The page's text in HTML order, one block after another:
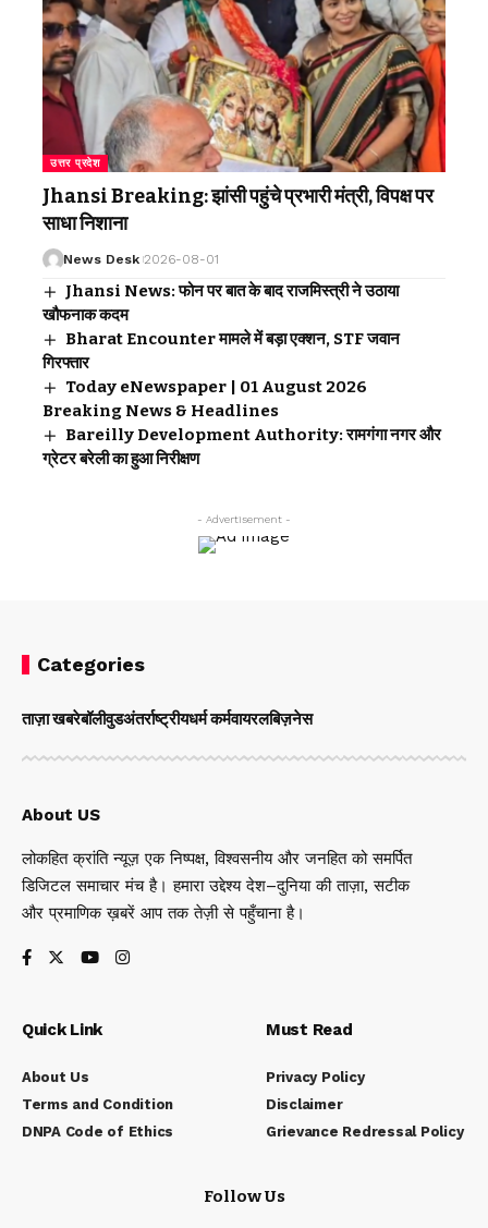
उत्तर प्रदेश
Jhansi Breaking: झांसी पहुंचे प्रभारी मंत्री, विपक्ष पर
साधा निशाना
News Desk 2026-08-01
Jhansi News: फोन पर बात के बाद राजमिस्त्री ने उठाया
खौफनाक कदम
Bharat Encounter मामले में बड़ा एक्शन, STF जवान
गिरफ्तार
Today eNewspaper | 01 August 2026
Breaking News & Headlines
Bareilly Development Authority: रामगंगा नगर और
ग्रेटर बरेली का हुआ निरीक्षण
- Advertisement -
Categories
ताज़ा खबरेबॉलीवुडअंतर्राष्ट्रीयधर्म कर्मवायरलबिज़नेस
About US
लोकहित क्रांति न्यूज़ एक निष्पक्ष, विश्वसनीय और जनहित को समर्पित
डिजिटल समाचार मंच है। हमारा उद्देश्य देश–दुनिया की ताज़ा, सटीक
और प्रमाणिक ख़बरें आप तक तेज़ी से पहुँचाना है।
Quick Link
About Us
Terms and Condition
DNPA Code of Ethics
Must Read
Privacy Policy
Disclaimer
Grievance Redressal Policy
Follow Us